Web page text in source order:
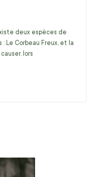
deux espèces de
Le Corbeau Freux, et la
lors